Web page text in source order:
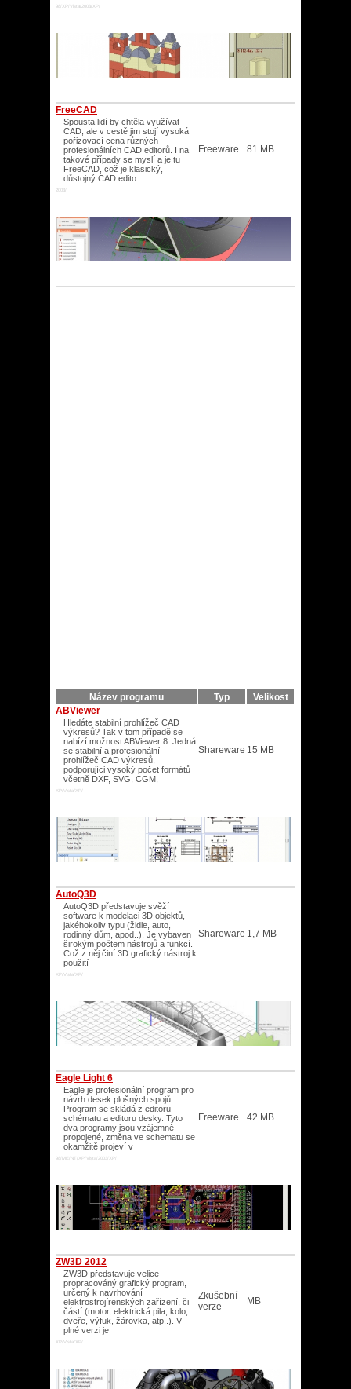
98/XP/Vista/2003/XP/
FreeCAD
Spousta lidí by chtěla využívat
CAD, ale v cestě jim stojí vysoká
pořizovací cena různých
profesionálních CAD editorů. I na
takové případy se myslí a je tu
FreeCAD, což je klasický,
důstojný CAD edito
2003/
Freeware 81 MB
Název programu Typ
Velikost
ABViewer
Hledáte stabilní prohlížeč CAD
výkresů? Tak v tom případě se
nabízí možnost ABViewer 8. Jedná
se stabilní a profesionální
prohlížeč CAD výkresů,
podporujíci vysoký počet formátů
včetně DXF, SVG, CGM,
XP/Vista/XP/
Shareware 15 MB
AutoQ3D
AutoQ3D představuje svěží
software k modelaci 3D objektů,
jakéhokoliv typu (židle, auto,
rodinný dům, apod..). Je vybaven
širokým počtem nástrojů a funkcí.
Což z něj činí 3D grafický nástroj k
použití
XP/Vista/XP/
Shareware 1,7 MB
Eagle Light 6
Eagle je profesionální program pro
návrh desek plošných spojů.
Program se skládá z editoru
schématu a editoru desky. Tyto
dva programy jsou vzájemně
propojené, změna ve schematu se
okamžitě projeví v
98/ME/NT/XP/Vista/2003/XP/
Freeware 42 MB
ZW3D 2012
ZW3D představuje velice
propracováný grafický program,
určený k navrhování
elektrostrojírenských zařízení, či
částí (motor, elektrická pila, kolo,
dveře, výfuk, žárovka, atp..). V
plné verzi je
XP/Vista/XP/
Zkušební
verze
MB